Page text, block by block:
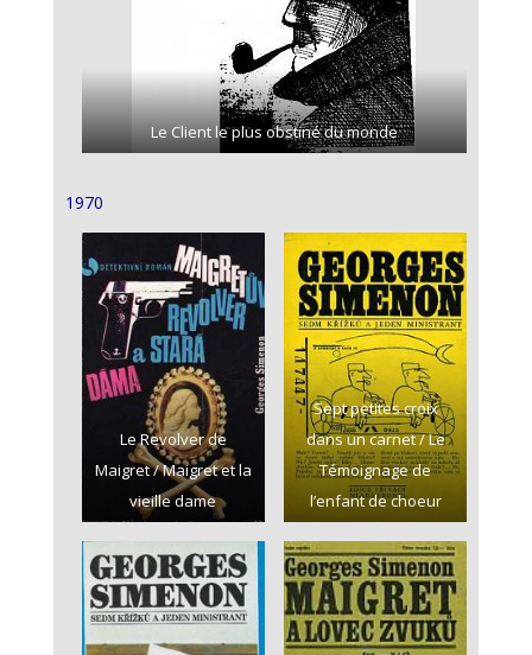
Le Client le plus obstiné du monde
1970
Le Revolver de
Maigret / Maigret et la
vieille dame
Sept petites croix
dans un carnet / Le
Témoignage de
l’enfant de choeur